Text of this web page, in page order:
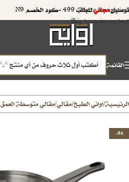
Skip to navigation
Skip to main content
توصيلمجانيللطلب 499 +كود الخصم N9
القائمة
الرئيسية/اواني الطبخ/مقالي/مقالي متوسطة العمق
-8%